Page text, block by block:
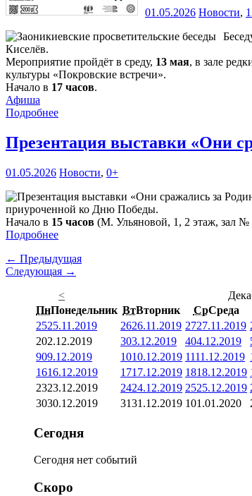
01.05.2026 Новости,
Киселёв.
Мероприятие пройдёт в среду, 13 мая, в зале
культуры «Покровские встречи».
Начало в 17 часов.
Афиша
Подробнее
Презентация выставки «Они
01.05.2026 Новости, 0+
приуроченной ко Дню Победы.
Начало в 15 часов (М. Ульяновой, 1, 2 этаж, зал №
Подробнее
← Предыдущая
Следующая →
<
ПнПонедельник ВтВторник СрСреда
2525.11.2019 2626.11.2019 2727.11.2019
202.12.2019 303.12.2019 404.12.2019
909.12.2019 1010.12.2019 1111.12.2019
1616.12.2019 1717.12.2019 1818.12.2019
2323.12.2019 2424.12.2019 2525.12.2019
3030.12.2019 3131.12.2019 101.01.2020
Сегодня
Сегодня нет событий
Скоро